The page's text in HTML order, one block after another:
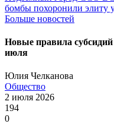
бомбы похоронили элиту
Больше новостей
Новые правила
июля
Юлия Челканова
Общество
2 июля 2026
194
0